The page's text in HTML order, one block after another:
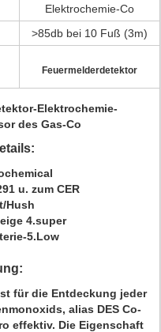
Elektrochemie-Co
>85db bei 10 Fuß (3m)
Feuermelderdetektor
Elektrochemie-
des Gas-Co
u. zum CER
Hush
4.super
5.Low
für die Entdeckung jeder
alias DES Co-
effektiv. Die Eigenschaft